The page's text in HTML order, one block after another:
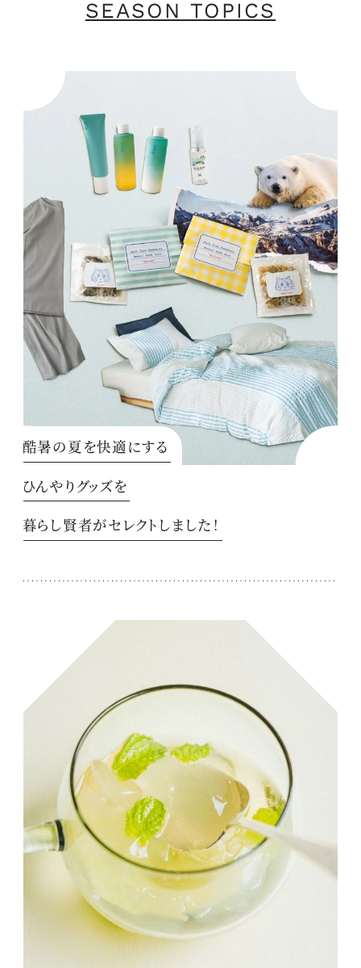
SEASON TOPICS
酷暑の夏を快適にする
ひんやりグッズを
暮らし賢者がセレクトしました！